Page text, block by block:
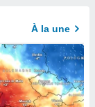
À la une